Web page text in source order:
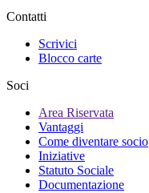
Contatti
Scrivici
Blocco carte
Soci
Area Riservata
Vantaggi
Come diventare socio
Iniziative
Statuto Sociale
Documentazione